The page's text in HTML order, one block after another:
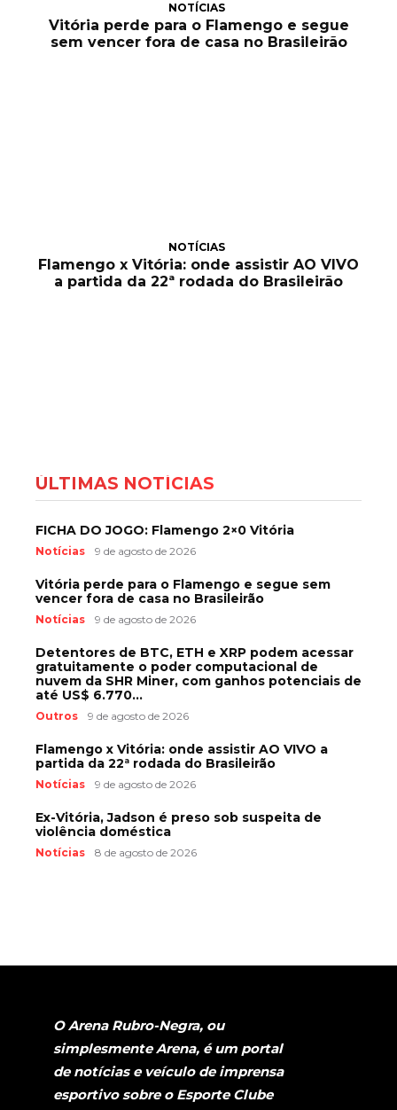
NOTÍCIAS
Vitória perde para o Flamengo e segue
sem vencer fora de casa no Brasileirão
NOTÍCIAS
Flamengo x Vitória: onde assistir AO VIVO
a partida da 22ª rodada do Brasileirão
ÚLTIMAS NOTÍCIAS
FICHA DO JOGO: Flamengo 2×0 Vitória
Notícias 9 de agosto de 2026
Vitória perde para o Flamengo e segue sem
vencer fora de casa no Brasileirão
Notícias 9 de agosto de 2026
Detentores de BTC, ETH e XRP podem acessar
gratuitamente o poder computacional de
nuvem da SHR Miner, com ganhos potenciais de
até US$ 6.770...
Outros 9 de agosto de 2026
Flamengo x Vitória: onde assistir AO VIVO a
partida da 22ª rodada do Brasileirão
Notícias 9 de agosto de 2026
Ex-Vitória, Jadson é preso sob suspeita de
violência doméstica
Notícias 8 de agosto de 2026
O Arena Rubro-Negra, ou
simplesmente Arena, é um portal
de notícias e veículo de imprensa
esportivo sobre o Esporte Clube